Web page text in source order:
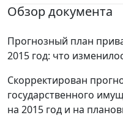
Обзор документа
Прогнозный план
2015 год: что
Скорректирован
государственного
на 2015 год и на